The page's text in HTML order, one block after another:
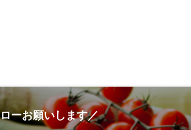
ーお願いします／